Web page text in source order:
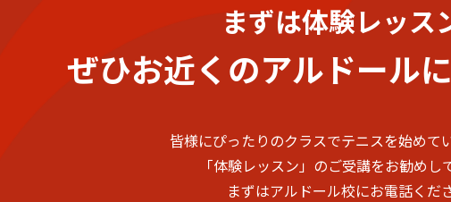
まずは体験レッス
ぜひお近くのアルドールに
皆様にぴったりのクラスでテニスを始めて
「体験レッスン」のご受講をお勧めし
まずはアルドール校にお電話くだ